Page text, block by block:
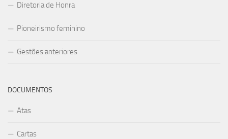
Diretoria de Honra
Pioneirismo feminino
Gestões anteriores
DOCUMENTOS
Atas
Cartas